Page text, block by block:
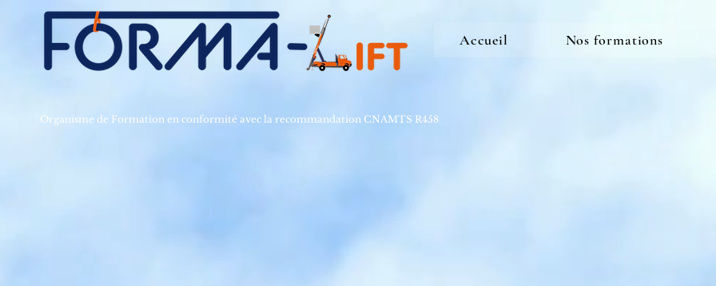
Accueil Nos formations
Organisme de Formation en conformité avec la recommandation CNAMTS R458